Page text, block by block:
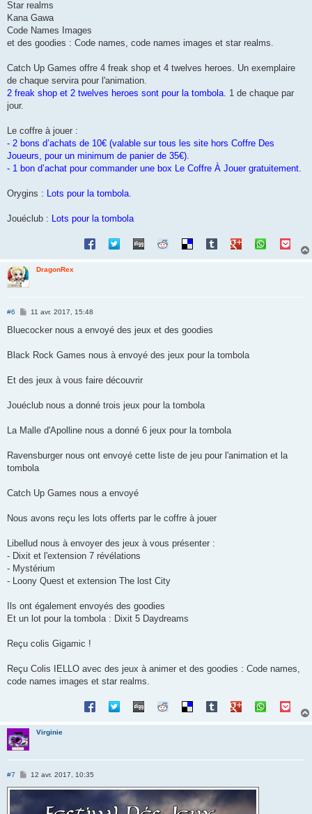
Star realms
Kana Gawa
Code Names Images
et des goodies : Code names, code names images et star realms.
Catch Up Games offre 4 freak shop et 4 twelves heroes. Un exemplaire
de chaque servira pour l'animation.
2 freak shop et 2 twelves heroes sont pour la tombola. 1 de chaque par
jour.
Le coffre à jouer :
- 2 bons d’achats de 10€ (valable sur tous les site hors Coffre Des
Joueurs, pour un minimum de panier de 35€).
- 1 bon d’achat pour commander une box Le Coffre À Jouer gratuitement.
Orygins : Lots pour la tombola.
Jouéclub : Lots pour la tombola
DragonRex
#6
M
s
g
11 avr. 2017, 15:48
Bluecocker nous a envoyé des jeux et des goodies
Black Rock Games nous à envoyé des jeux pour la tombola
Et des jeux à vous faire découvrir
Jouéclub nous a donné trois jeux pour la tombola
La Malle d'Apolline nous a donné 6 jeux pour la tombola
Ravensburger nous ont envoyé cette liste de jeu pour l'animation et la
tombola
Catch Up Games nous a envoyé
Nous avons reçu les lots offerts par le coffre à jouer
Libellud nous à envoyer des jeux à vous présenter :
- Dixit et l'extension 7 révélations
- Mystérium
- Loony Quest et extension The lost City
Ils ont également envoyés des goodies
Et un lot pour la tombola : Dixit 5 Daydreams
Reçu colis Gigamic !
Reçu Colis IELLO avec des jeux à animer et des goodies : Code names,
code names images et star realms.
Virginie
#7
M
s
12 avr. 2017, 10:35